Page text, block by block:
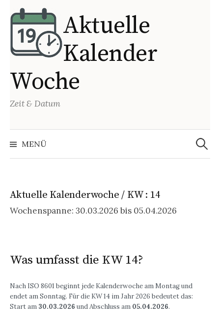
Springe
zum
Inhalt
Aktuelle
Kalender
Woche
Zeit & Datum
MENÜ
Suchen
nach:
Aktuelle Kalenderwoche / KW : 14
Wochenspanne: 30.03.2026 bis 05.04.2026
Was umfasst die KW 14?
Nach ISO 8601 beginnt jede Kalenderwoche am Montag und
endet am Sonntag. Für die KW 14 im Jahr 2026 bedeutet das:
Start am 30.03.2026 und Abschluss am 05.04.2026.